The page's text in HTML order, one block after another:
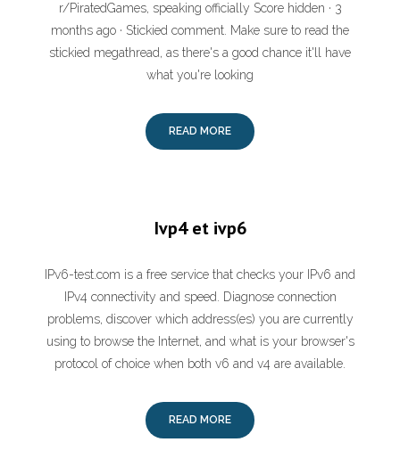
r/PiratedGames, speaking officially Score hidden · 3
months ago · Stickied comment. Make sure to read the
stickied megathread, as there's a good chance it'll have
what you're looking
READ MORE
Ivp4 et ivp6
IPv6-test.com is a free service that checks your IPv6 and
IPv4 connectivity and speed. Diagnose connection
problems, discover which address(es) you are currently
using to browse the Internet, and what is your browser's
protocol of choice when both v6 and v4 are available.
READ MORE